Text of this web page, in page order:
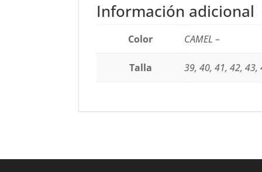
Información adicional
Color CAMEL –
Talla 39, 40, 41, 42, 43,